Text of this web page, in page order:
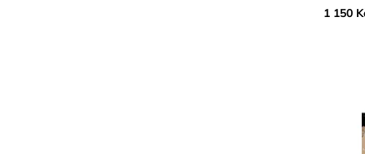
1 150